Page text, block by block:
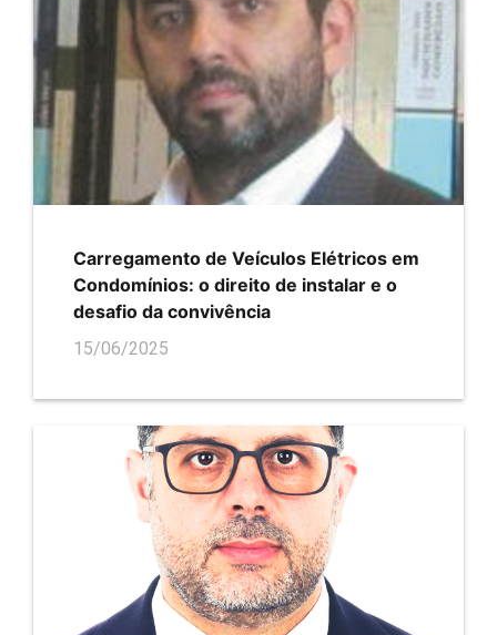
Carregamento de Veículos Elétricos em
Condomínios: o direito de instalar e o
desafio da convivência
15/06/2025